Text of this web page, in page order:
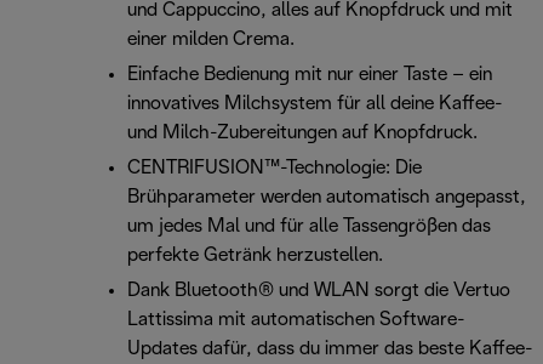
und Cappuccino, alles auf Knopfdruck und mit
einer milden Crema.
Einfache Bedienung mit nur einer Taste – ein
innovatives Milchsystem für all deine Kaffee-
und Milch-Zubereitungen auf Knopfdruck.
CENTRIFUSION™-Technologie: Die
Brühparameter werden automatisch angepasst,
um jedes Mal und für alle Tassengrößen das
perfekte Getränk herzustellen.
Dank Bluetooth® und WLAN sorgt die Vertuo
Lattissima mit automatischen Software-
Updates dafür, dass du immer das beste Kaffee-